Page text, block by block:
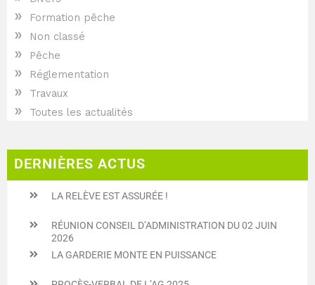
» Formation pêche
» Non classé
» Pêche
» Réglementation
» Travaux
» Toutes les actualités
DERNIÈRES ACTUS
LA RELÈVE EST ASSURÉE !
RÉUNION CONSEIL D’ADMINISTRATION DU 02 JUIN
2026
LA GARDERIE MONTE EN PUISSANCE